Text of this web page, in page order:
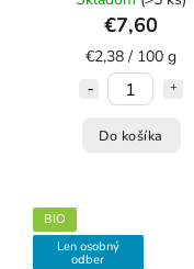
€7,60
€2,38 / 100 g
Do košíka
BIO
Len osobný
odber